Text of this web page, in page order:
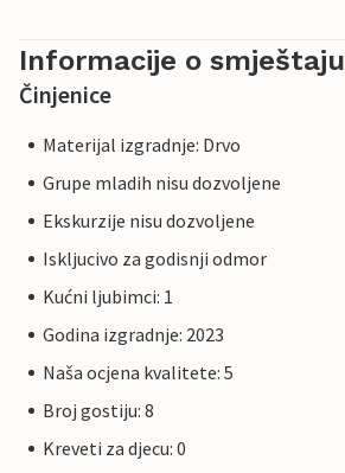
Informacije o smještaju
Činjenice
Materijal izgradnje: Drvo
Grupe mladih nisu dozvoljene
Ekskurzije nisu dozvoljene
Iskljucivo za godisnji odmor
Kućni ljubimci: 1
Godina izgradnje: 2023
Naša ocjena kvalitete: 5
Broj gostiju: 8
Kreveti za djecu: 0